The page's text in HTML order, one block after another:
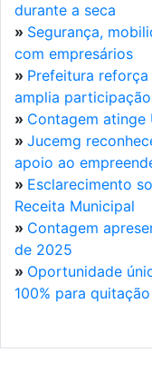
durante a seca
» Segurança,
com empresários
» Prefeitura
amplia
» Contagem
» Jucemg
apoio ao
» Esclarecimento
Receita Municipal
» Contagem
de 2025
» Oportunidade
100% para